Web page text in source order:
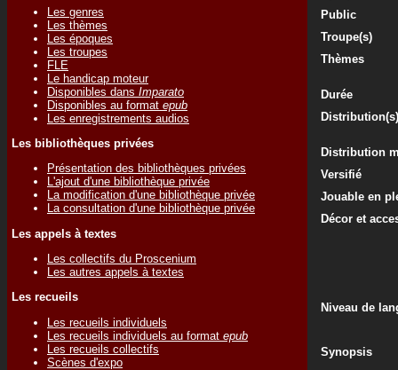
Les genres
Les thèmes
Les époques
Les troupes
FLE
Le handicap moteur
Disponibles dans Imparato
Disponibles au format epub
Les enregistrements audios
Les bibliothèques privées
Présentation des bibliothèques privées
L'ajout d'une bibliothèque privée
La modification d'une bibliothèque privée
La consultation d'une bibliothèque privée
Les appels à textes
Les collectifs du Proscenium
Les autres appels à textes
Les recueils
Les recueils individuels
Les recueils individuels au format epub
Les recueils collectifs
Scènes d'expo
Public
Troupe(s)
Thèmes
Durée
Distribution(s)
Distribution
Versifié
Jouable en
Décor et
Niveau de
Synopsis